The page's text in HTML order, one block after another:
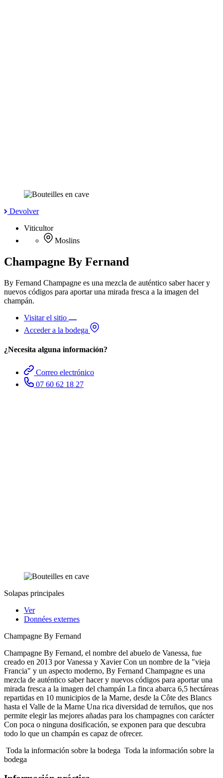
Devolver
Viticultor
Moslins
Champagne By Fernand
By Fernand Champagne es una mezcla de auténtico saber hacer y
nuevos códigos para aportar una mirada fresca a la imagen del
champán.
Visitar el sitio
Acceder a la bodega
¿Necesita alguna información?
Correo electrónico
07 60 62 18 27
Solapas principales
Ver
Données externes
Champagne By Fernand
Champagne By Fernand, el nombre del abuelo de Vanessa, fue
creado en 2013 por Vanessa y Xavier Con un nombre de la "vieja
Francia" y un aspecto moderno, By Fernand Champagne es una
mezcla de auténtico saber hacer y nuevos códigos para aportar una
mirada fresca a la imagen del champán La finca abarca 6,5 hectáreas
repartidas en 10 municipios de la Marne, desde la Côte des Blancs
hasta el Valle de la Marne Una rica diversidad de terruños, que nos
permite elegir las mejores añadas para los champagnes con carácter
Con poca o ninguna dosificación, se exponen para que descubra
todo lo que un champán es capaz de ofrecer.
Toda la información sobre la bodega Toda la información sobre la
bodega